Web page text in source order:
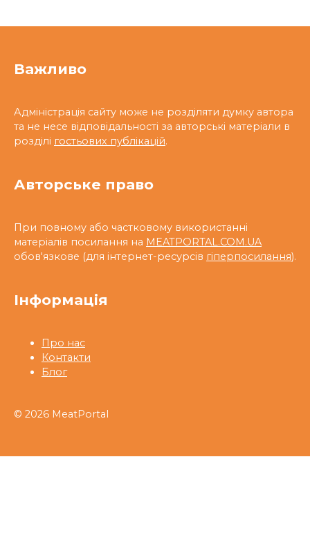
Важливо
Адміністрація сайту може не розділяти думку автора
та не несе відповідальності за авторські матеріали в
розділі гостьових публікацій.
Авторське право
При повному або частковому використанні
матеріалів посилання на MEATPORTAL.COM.UA
обов'язкове (для інтернет-ресурсів гіперпосилання).
Інформація
Про нас
Контакти
Блог
© 2026 MeatPortal